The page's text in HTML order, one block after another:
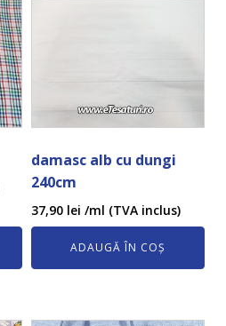
damasc alb cu dungi
240cm
37,90 lei /ml (TVA inclus)
ADAUGĂ ÎN COȘ